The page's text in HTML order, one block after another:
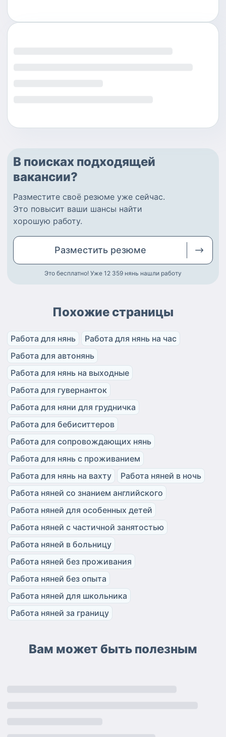
В поисках подходящей
вакансии?
Разместите своё резюме уже сейчас.
Это повысит ваши шансы найти
хорошую работу.
Разместить резюме
Это бесплатно! Уже 12 359 нянь нашли работу
Похожие страницы
Работа для нянь
Работа для нянь на час
Работа для автонянь
Работа для нянь на выходные
Работа для гувернанток
Работа для няни для грудничка
Работа для бебиситтеров
Работа для сопровождающих нянь
Работа для нянь с проживанием
Работа для нянь на вахту
Работа няней в ночь
Работа няней со знанием английского
Работа няней для особенных детей
Работа няней с частичной занятостью
Работа няней в больницу
Работа няней без проживания
Работа няней без опыта
Работа няней для школьника
Работа няней за границу
Вам может быть полезным